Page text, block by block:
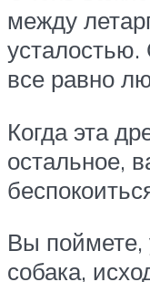
между
усталостью.
все равно
Когда эта
остальное,
Вы поймете,
собака,